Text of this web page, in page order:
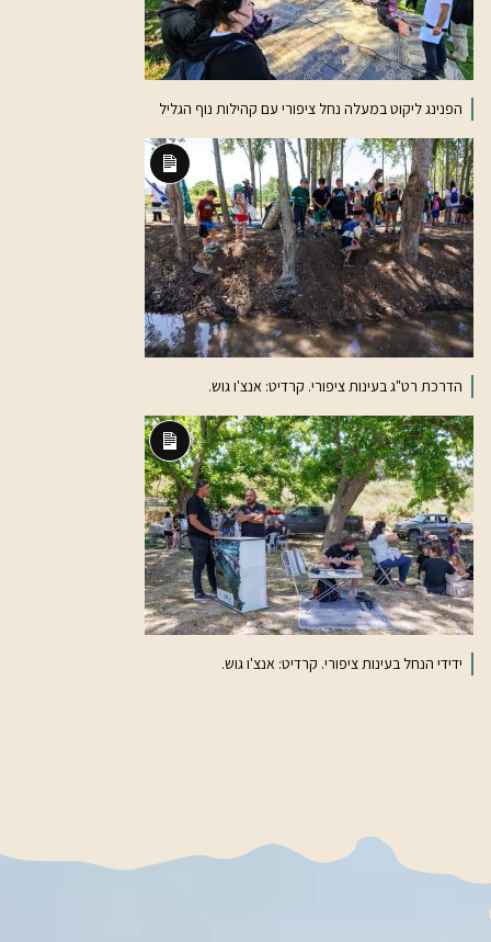
הפנינג ליקוט במעלה נחל ציפורי עם קהילות נוף הגליל
תיאור
ארוך
הדרכת רט"ג בעינות ציפורי. קרדיט: אנצ'ו גוש.
תיאור
ארוך
ידידי הנחל בעינות ציפורי. קרדיט: אנצ'ו גוש.